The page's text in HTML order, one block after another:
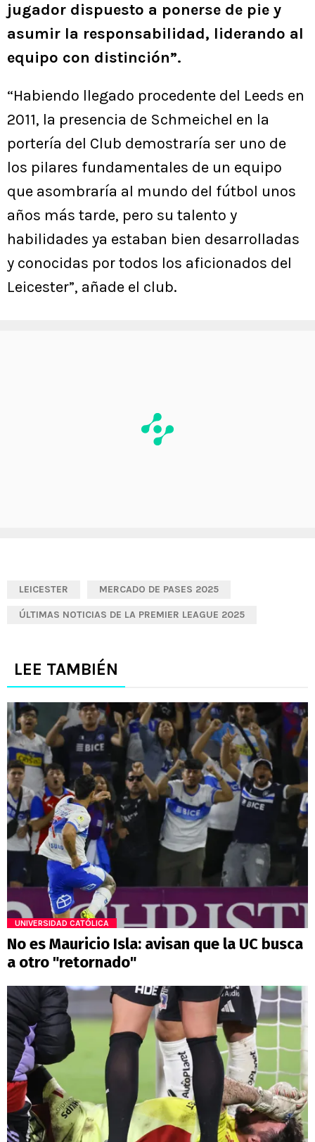
jugador dispuesto a ponerse de pie y
asumir la responsabilidad, liderando al
equipo con distinción”.
“Habiendo llegado procedente del Leeds en
2011, la presencia de Schmeichel en la
portería del Club demostraría ser uno de
los pilares fundamentales de un equipo
que asombraría al mundo del fútbol unos
años más tarde, pero su talento y
habilidades ya estaban bien desarrolladas
y conocidas por todos los aficionados del
Leicester”, añade el club.
LEICESTER MERCADO DE PASES 2025
ÚLTIMAS NOTICIAS DE LA PREMIER LEAGUE 2025
LEE TAMBIÉN
UNIVERSIDAD CATÓLICA
No es Mauricio Isla: avisan que la UC busca
a otro "retornado"